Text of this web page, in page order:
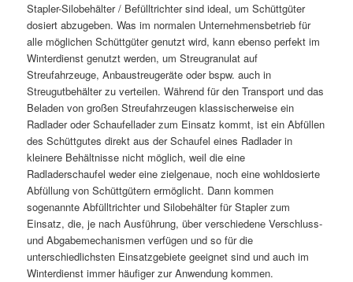
Stapler-Silobehälter / Befülltrichter sind ideal, um Schüttgüter
dosiert abzugeben. Was im normalen Unternehmensbetrieb für
alle möglichen Schüttgüter genutzt wird, kann ebenso perfekt im
Winterdienst genutzt werden, um Streugranulat auf
Streufahrzeuge, Anbaustreugeräte oder bspw. auch in
Streugutbehälter zu verteilen. Während für den Transport und das
Beladen von großen Streufahrzeugen klassischerweise ein
Radlader oder Schaufellader zum Einsatz kommt, ist ein Abfüllen
des Schüttgutes direkt aus der Schaufel eines Radlader in
kleinere Behältnisse nicht möglich, weil die eine
Radladerschaufel weder eine zielgenaue, noch eine wohldosierte
Abfüllung von Schüttgütern ermöglicht. Dann kommen
sogenannte Abfülltrichter und Silobehälter für Stapler zum
Einsatz, die, je nach Ausführung, über verschiedene Verschluss-
und Abgabemechanismen verfügen und so für die
unterschiedlichsten Einsatzgebiete geeignet sind und auch im
Winterdienst immer häufiger zur Anwendung kommen.